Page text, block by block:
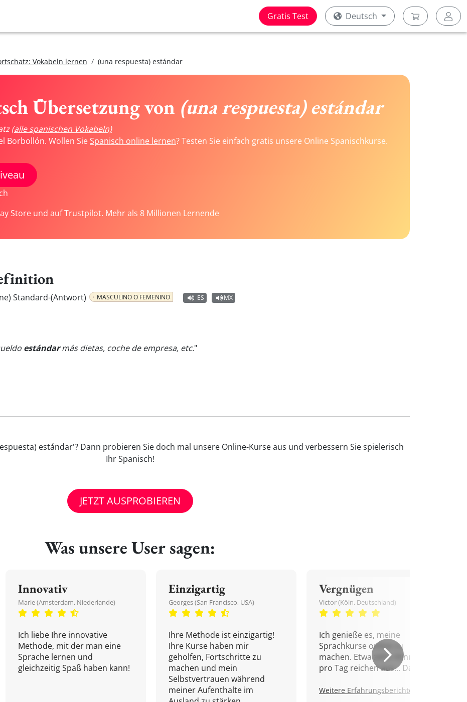
Gratis Test Deutsch
Vokabeln lernen (una respuesta) estándar
Übersetzung von (una respuesta) estándar
(alle spanischen Vokabeln)
Borbollón. Wollen Sie Spanisch online lernen? Testen Sie einfach gratis unsere Online Spanischkurse.
Store und auf Trustpilot. Mehr als 8 Millionen Lernende
Standard-(Antwort) MASCULINO O FEMENINO ES MX
estándarmás dietas, coche de empresa, etc."
estándar'? Dann probieren Sie doch mal unsere Online-Kurse aus und verbessern Sie spielerisch
Ihr Spanisch!
JETZT AUSPROBIEREN
Was unsere User sagen:
Innovativ
Marie (Amsterdam, Niederlande)
Ich liebe Ihre innovative
Methode, mit der man eine
Sprache lernen und
gleichzeitig Spaß haben kann!
Einzigartig
Georges (San Francisco, USA)
Ihre Methode ist einzigartig!
Ihre Kurse haben mir
geholfen, Fortschritte zu
machen und mein
Selbstvertrauen während
meiner Aufenthalte im
Vergnügen
Victor (Köln, Deutschland)
Ich genieße es, meine
Sprachkurse online zu
machen. Etwa zehn Minuten
pro Tag reichen aus... Danke!
Weitere Erfahrungsberichte.